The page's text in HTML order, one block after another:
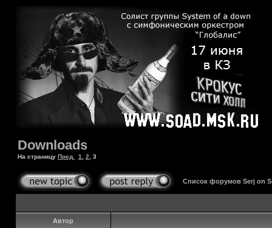
Downloads
На страницу Пред. 1 2 3
Список форумов Serj on
Автор